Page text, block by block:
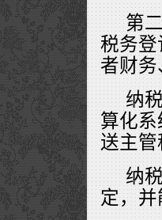
第
税务登
者财
纳
算化
送主
纳
定，